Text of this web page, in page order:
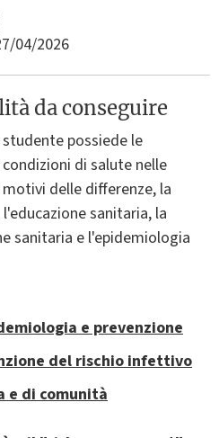
04/2026
da conseguire
possiede le
di salute nelle
delle differenze, la
sanitaria, la
sanitaria e l'epidemiologia
e prevenzione
del rischio infettivo
e di comunità